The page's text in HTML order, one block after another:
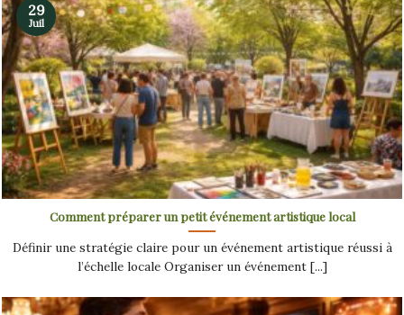
Comment préparer un petit événement artistique local
Définir une stratégie claire pour un événement artistique réussi à
l’échelle locale Organiser un événement [...]
29
Juil